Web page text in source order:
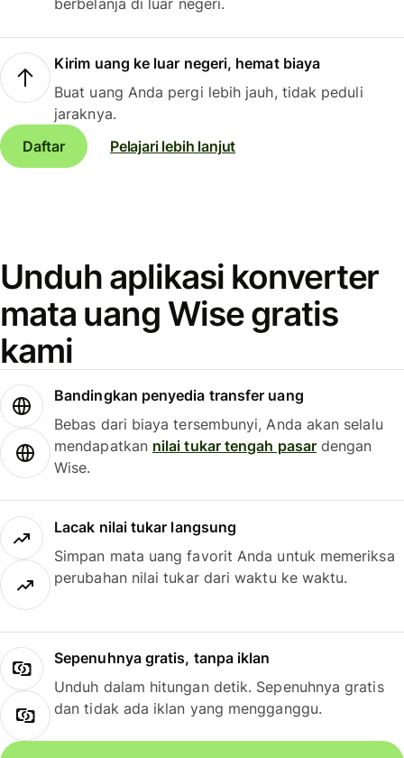
berbelanja di luar negeri.
Kirim uang ke luar negeri, hemat biaya
Buat uang Anda pergi lebih jauh, tidak peduli
jaraknya.
Daftar
Pelajari lebih lanjut
Unduh aplikasi konverter
mata uang Wise gratis
kami
Bandingkan penyedia transfer uang
Bebas dari biaya tersembunyi, Anda akan selalu
mendapatkan nilai tukar tengah pasardengan
Wise.
Lacak nilai tukar langsung
Simpan mata uang favorit Anda untuk memeriksa
perubahan nilai tukar dari waktu ke waktu.
Sepenuhnya gratis, tanpa iklan
Unduh dalam hitungan detik. Sepenuhnya gratis
dan tidak ada iklan yang mengganggu.